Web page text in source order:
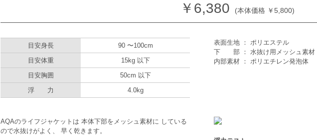
￥6,380 (本体価格 ￥5,800)
目安身長
90 〜100cm
目安体重
15kg 以下
目安胸囲
50cm 以下
浮 力
4.0kg
表面生地 ： ポリエステル
下 部 ： 水抜け用メッシュ素材
内部素材 ： ポリエチレン発泡体
AQAのライフジャケットは 本体下部をメッシュ素材に している
ので水抜けがよく、 早く乾きます。